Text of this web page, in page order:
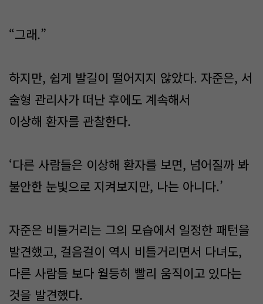
“그래.”
하지만, 쉽게 발길이 떨어지지 않았다. 자준은, 서
술형 관리사가 떠난 후에도 계속해서
이상해 환자를 관찰한다.
‘다른 사람들은 이상해 환자를 보면, 넘어질까 봐
불안한 눈빛으로 지켜보지만, 나는 아니다.’
자준은 비틀거리는 그의 모습에서 일정한 패턴을
발견했고, 걸음걸이 역시 비틀거리면서 다녀도,
다른 사람들 보다 월등히 빨리 움직이고 있다는
것을 발견했다.